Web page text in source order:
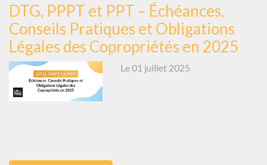
DTG, PPPT et PPT – Échéances,
Conseils Pratiques et Obligations
Légales des Copropriétés en 2025
Le 01 juillet 2025